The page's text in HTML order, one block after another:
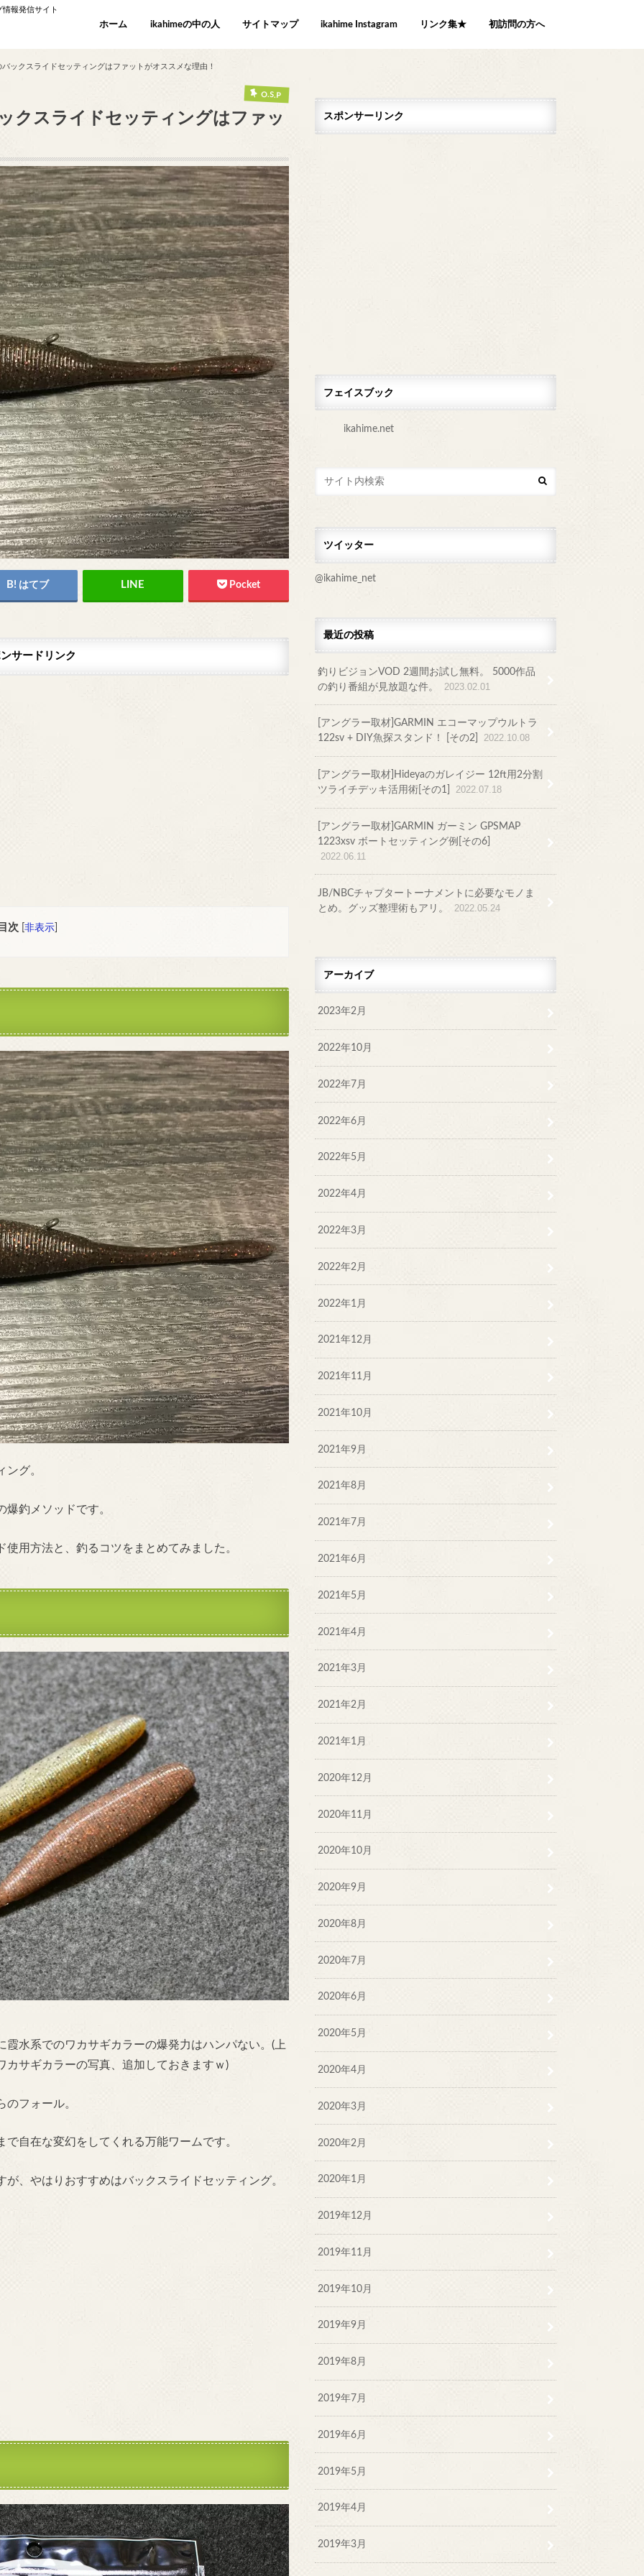
報発信サイト
ホーム ikahimeの中の人 サイトマップ ikahime Instagram リンク集★ 初訪問の方へ
ックスライドセッティングはファットがオススメな理由！
O.S.P
クスライドセッティングはファッ
はてブ Pocket
サードリンク
次 非表示
グ。
釣メソッドです。
用方法と、釣るコツをまとめてみました。
水系でのワカサギカラーの爆発力はハンパない。(上
サギカラーの写真、追加しておきますｗ)
フォール。
自在な変幻をしてくれる万能ワームです。
、やはりおすすめはバックスライドセッティング。
スポンサーリンク
フェイスブック
ツイッター
@ikahime_net
最近の投稿
釣りビジョンVOD 2週間お試し無料。 5000作品
の釣り番組が見放題な件。
2023.02.01
[アングラー取材]GARMIN エコーマップウルトラ
122sv + DIY魚探スタンド！ [その2]
2022.10.08
[アングラー取材]Hideyaのガレイジー 12ft用2分割
ツライチデッキ活用術[その1]
2022.07.18
[アングラー取材]GARMIN ガーミン GPSMAP
1223xsv ボートセッティング例[その6]
2022.06.11
JB/NBCチャプタートーナメントに必要なモノま
とめ。グッズ整理術もアリ。
2022.05.24
アーカイブ
2023年2月
2022年10月
2022年7月
2022年6月
2022年5月
2022年4月
2022年3月
2022年2月
2022年1月
2021年12月
2021年11月
2021年10月
2021年9月
2021年8月
2021年7月
2021年6月
2021年5月
2021年4月
2021年3月
2021年2月
2021年1月
2020年12月
2020年11月
2020年10月
2020年9月
2020年8月
2020年7月
2020年6月
2020年5月
2020年4月
2020年3月
2020年2月
2020年1月
2019年12月
2019年11月
2019年10月
2019年9月
2019年8月
2019年7月
2019年6月
2019年5月
2019年4月
2019年3月